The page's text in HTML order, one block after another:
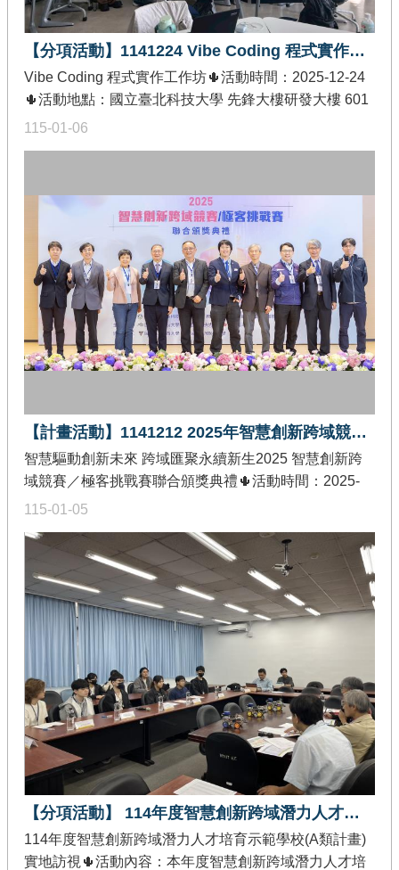
【分項活動】1141224 Vibe Coding 程式實作工作坊
115-01-06
Vibe Coding 程式實作工作坊🌵活動時間：2025-12-24
🌵活動地點：國立臺北科技大學 先鋒大樓研發大樓 601
室🌵發佈單位：教育部智慧創新關鍵人才躍升計畫-創作
戲邏輯並建立互動機制。課程結合生成式 AI 與跨域創意
發想，引導參與者以開源模型與模組化方式構築微系
統，從零到一體驗 AI 驅動的遊戲開發流程，強化系統整
合、互動設計與實作應用能力。
【計畫活動】1141212 2025年智慧創新跨域競賽/極客挑戰賽聯合頒獎典禮
115-01-05
智慧驅動創新未來 跨域匯聚永續新生2025 智慧創新跨
域競賽／極客挑戰賽聯合頒獎典禮🌵活動時間：2025-
12-12🌵活動地點：政大公企中心2樓🌵發佈單位：教育
內容：辦理 智慧創新跨域競賽/極客挑戰賽聯合頒獎典
禮，共有來自全國 32 所大專校院、171名跨域創作與程
式設計高手獲獎，除了頒發獎狀以及新臺幣 5 千元至10
萬元不等的獎金，以鼓勵獲獎學生的傑出表現。因應智
慧國家發展願景，支持我國各產業轉型升級需求，教育
部推動智慧創新關鍵人才躍升計畫，聚焦在多媒體與人
機互動、物聯網與區塊鏈、大數據與雲原生、系統軟
體、量子計算等資訊軟體核心技術領域，重點培育素質
優良的智慧創新關鍵人才，培養學生跨域實作能力，期
使學生更具備產業競爭力。本次頒獎典禮除了競賽得獎
隊伍進行受獎外，現場還有競賽得獎作品及計畫成果展
示，內容豐富精彩。
【分項活動】 114年度智慧創新跨域潛力人才培育示範學校(A類計畫)實地訪視
114年度智慧創新跨域潛力人才培育示範學校(A類計畫)
實地訪視🌵活動內容：本年度智慧創新跨域潛力人才培